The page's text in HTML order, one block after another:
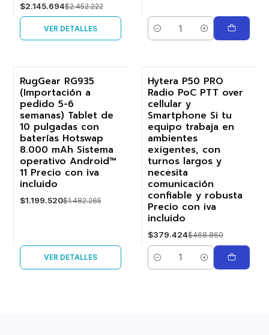
$2.145.694$2.452.222
VER DETALLES
Cantidad
-19%
Agotado
RugGear RG935
(Importación a
pedido 5-6
semanas) Tablet de
10 pulgadas con
baterías Hotswap
8.000 mAh Sistema
operativo Android™
11 Precio con iva
incluido
$1.199.520$1.482.265
VER DETALLES
-19%
Hytera P50 PRO
Radio PoC PTT over
cellular y
Smartphone Si tu
equipo trabaja en
ambientes
exigentes, con
turnos largos y
necesita
comunicación
confiable y robusta
Precio con iva
incluido
$379.424$468.860
Cantidad